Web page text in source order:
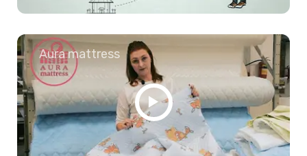
Aura mattress